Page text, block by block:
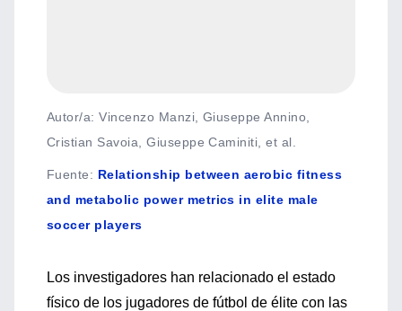
Autor/a: Vincenzo Manzi, Giuseppe Annino,
Cristian Savoia, Giuseppe Caminiti, et al.
Fuente: Relationship between aerobic fitness
and metabolic power metrics in elite male
soccer players
Los investigadores han relacionado el estado
físico de los jugadores de fútbol de élite con las